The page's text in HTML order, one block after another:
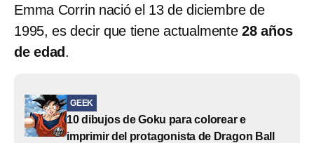
Emma Corrin nació el 13 de diciembre de
1995, es decir que tiene actualmente28 años
de edad .
GEEK
10 dibujos de Goku para colorear e
imprimir del protagonista de Dragon Ball